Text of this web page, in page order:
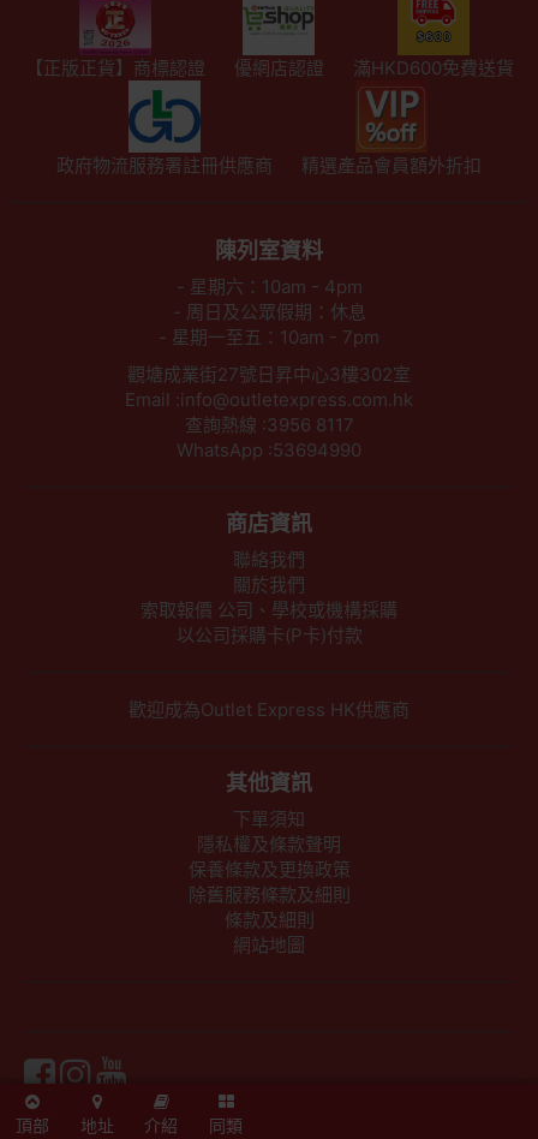
頂部 地址 介紹 同類
【正版正貨】商標認證 優網店認證 滿HKD600免費送貨
政府物流服務署註冊供應商 精選產品會員額外折扣
陳列室資料
- 星期六：10am - 4pm
- 周日及公眾假期：休息
- 星期一至五：10am - 7pm
觀塘成業街27號日昇中心3樓302室
Email :info@outletexpress.com.hk
查詢熱線 :3956 8117
WhatsApp :53694990
商店資訊
聯絡我們
關於我們
索取報價 公司、學校或機構採購
以公司採購卡(P卡)付款
歡迎成為Outlet Express HK供應商
其他資訊
下單須知
隱私權及條款聲明
保養條款及更換政策
除舊服務條款及細則
條款及細則
網站地圖
Powered By
Outlet Express HK
Outlet Express HK 生活百貨城 © 2026 ,Since 2016